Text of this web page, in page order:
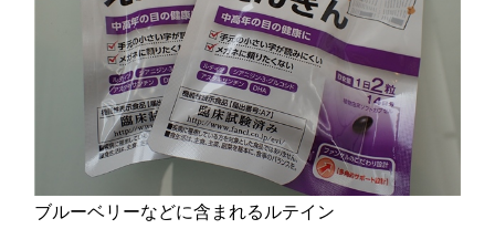
ブルーベリーなどに含まれるルテイン